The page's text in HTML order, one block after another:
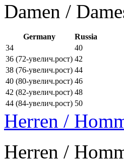
Damen /
Germany
Russia
34
40
36 (72-увелич.рост) 42
38 (76-увелич.рост) 44
40 (80-увелич.рост) 46
42 (82-увелич.рост) 48
44 (84-увелич.рост) 50
Herren /
Herren /